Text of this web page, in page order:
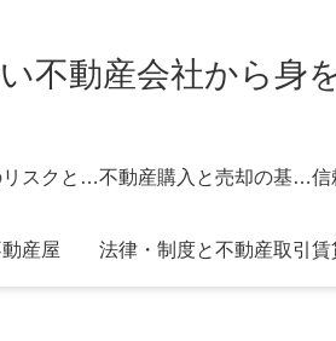
不動産会社から身
不動産投資のリスクと対策 不動産購入と売却の基礎知識
産屋 法律・制度と不動産取引 賃